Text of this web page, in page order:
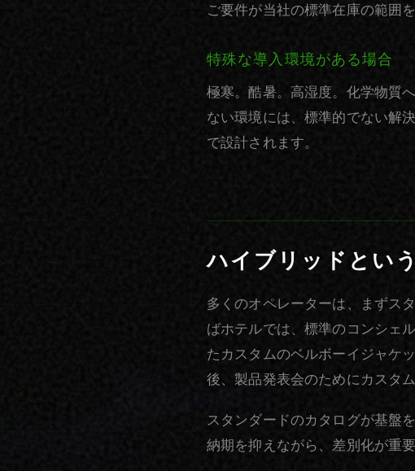
ご要件が当社の標準在庫の範囲
特殊な導入環境がある場合
極寒。酷暑。高湿度。化学物質
ない環境には、標準的でない解
で設計されます。
ハイブリッドとい
多くのオペレーターは、まずス
ばホテルでは、標準のコンシェ
たカスタムのベルボーイジャケ
後、製品発表会のためにカスタ
スタンダードのカタログが基盤
納期を抑えながら、差別化が重